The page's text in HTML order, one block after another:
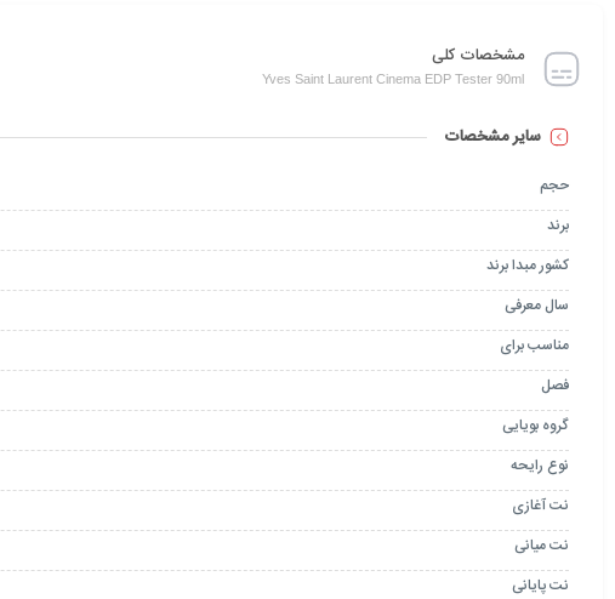
مشخصات کلی
Yves Saint Laurent Cinema EDP Tester 90ml
سایر مشخصات
حجم
برند
کشور مبدا برند
سال معرفی
مناسب برای
فصل
گروه بویایی
نوع رایحه
نت آغازی
نت میانی
نت پایانی